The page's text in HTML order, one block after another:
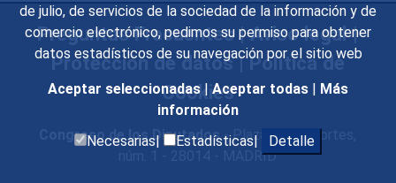
de julio, de servicios de la sociedad de la información y de
comercio electrónico, pedimos su permiso para obtener
datos estadísticos de su navegación por el sitio web
Aceptar seleccionadas | Aceptar todas | Más
información
Necesarias|
Estadísticas| Detalle
Preguntas Frecuentes|Aviso legal|
Protección de datos|Política de
Cookies
Congreso de los Diputados- Plaza de las Cortes,
núm. 1 - 28014 - MADRID